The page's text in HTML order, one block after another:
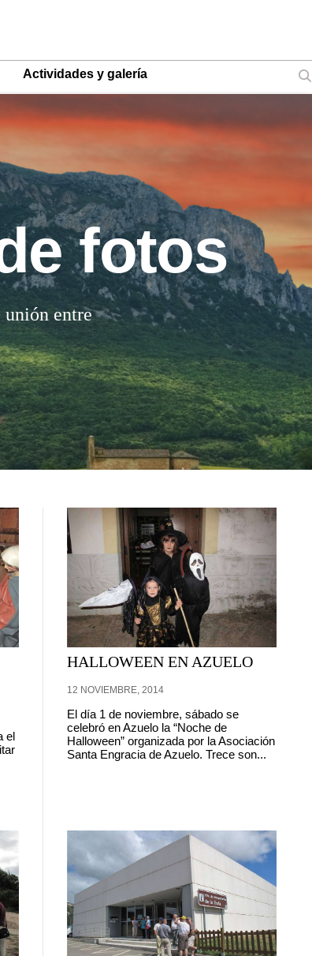
Actividades y galería
fotos
unión entre
el
HALLOWEEN EN AZUELO
12 NOVIEMBRE, 2014
El día 1 de noviembre, sábado se
celebró en Azuelo la “Noche de
Halloween” organizada por la Asociación
Santa Engracia de Azuelo. Trece son...